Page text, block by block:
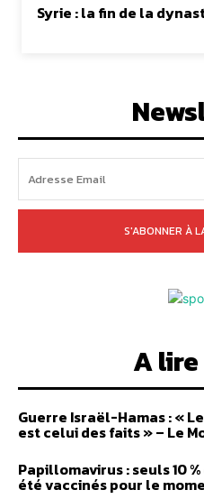
Syrie : la fin de la
S'ABONNER À
A
Guerre Israël-Hamas : «
est celui des faits » – Le
Papillomavirus : seuls 10
été vaccinés pour le